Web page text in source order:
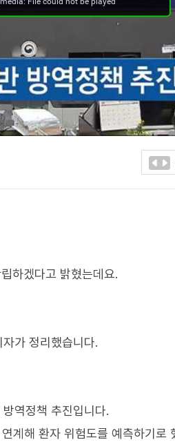
하겠다고 밝혔는데요.
가 정리했습니다.
역정책 추진입니다.
계해 환자 위험도를 예측하기로